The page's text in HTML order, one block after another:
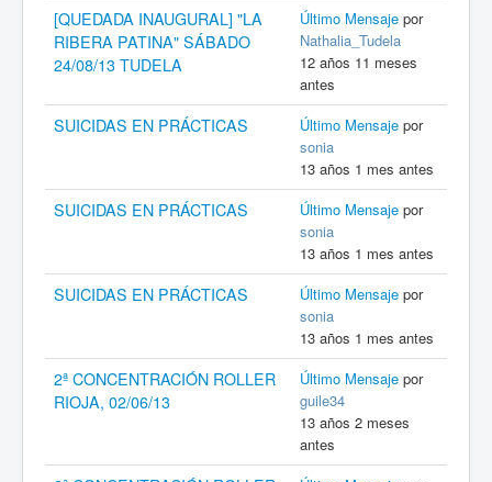
[QUEDADA INAUGURAL] "LA
RIBERA PATINA" SÁBADO
24/08/13 TUDELA
Último Mensaje por
Nathalia_Tudela
12 años 11 meses
antes
SUICIDAS EN PRÁCTICAS Último Mensaje por
sonia
13 años 1 mes antes
SUICIDAS EN PRÁCTICAS Último Mensaje por
sonia
13 años 1 mes antes
SUICIDAS EN PRÁCTICAS Último Mensaje por
sonia
13 años 1 mes antes
2ª CONCENTRACIÓN ROLLER
RIOJA, 02/06/13
Último Mensaje por
guile34
13 años 2 meses
antes